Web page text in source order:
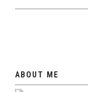
ABOUT ME